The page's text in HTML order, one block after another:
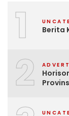
1
2